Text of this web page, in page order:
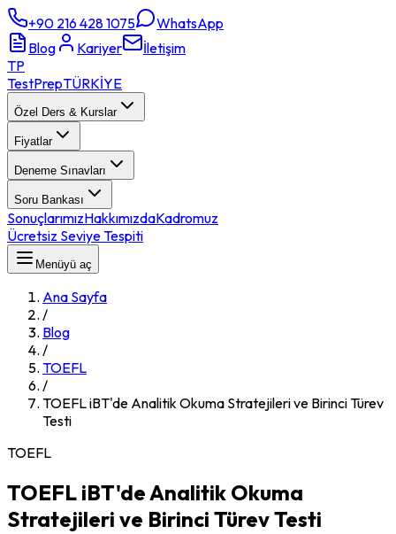
+90 216 428 1075
WhatsApp
Blog
Kariyer
İletişim
TP
TestPrepTÜRKİYE
Özel Ders & Kurslar
Fiyatlar
Deneme Sınavları
Soru Bankası
SonuçlarımızHakkımızdaKadromuz
Ücretsiz Seviye Tespiti
Menüyü aç
Ana Sayfa
/
Blog
/
TOEFL
/
TOEFL iBT'de Analitik Okuma Stratejileri ve Birinci Türev
Testi
TOEFL
TOEFL iBT'de Analitik Okuma
Stratejileri ve Birinci Türev Testi